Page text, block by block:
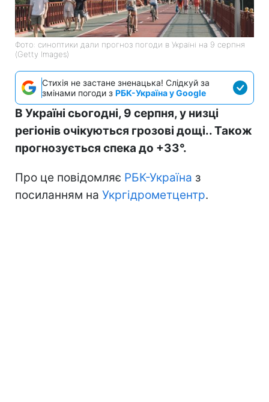
Фото: синоптики дали прогноз погоди в Україні на 9 серпня
(Getty Images)
Стихія не застане зненацька! Слідкуй за
змінами погоди з РБК-Україна у Google
В Україні сьогодні, 9 серпня, у низці
регіонів очікуються грозові дощі.. Також
прогнозується спека до +33°.
Про це повідомляє РБК-Україна з
посиланням на Укргідрометцентр.